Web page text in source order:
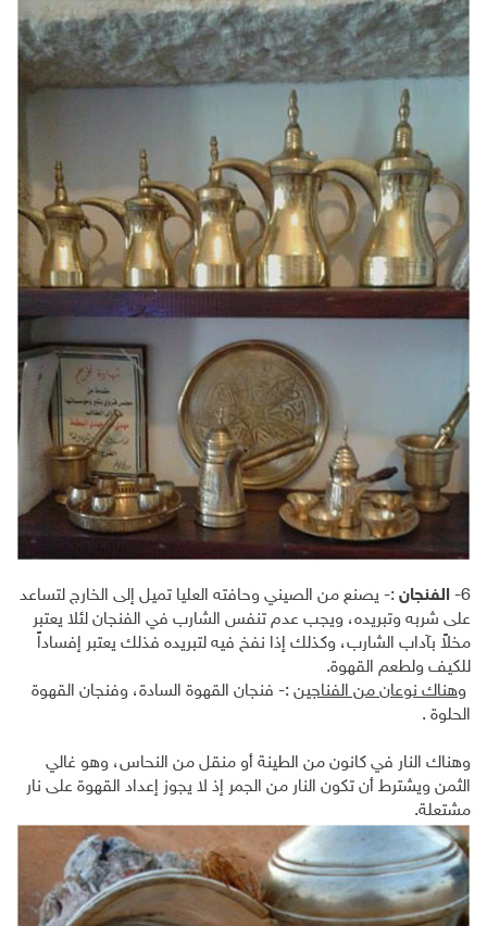
6- الفنجان :- يصنع من الصيني وحافته العليا تميل إلى الخارج لتساعد
على شربه وتبريده، ويجب عدم تنفس الشارب في الفنجان لئلا يعتبر
مخلاً بآداب الشارب، وكذلك إذا نفخ فيه لتبريده فذلك يعتبر إفساداً
للكيف ولطعم القهوة.
وهناك نوعان من الفناجين :- فنجان القهوة السادة، وفنجان القهوة
الحلوة .
وهناك النار في كانون من الطينة أو منقل من النحاس، وهو غالي
الثمن ويشترط أن تكون النار من الجمر إذ لا يجوز إعداد القهوة على نار
مشتعلة.